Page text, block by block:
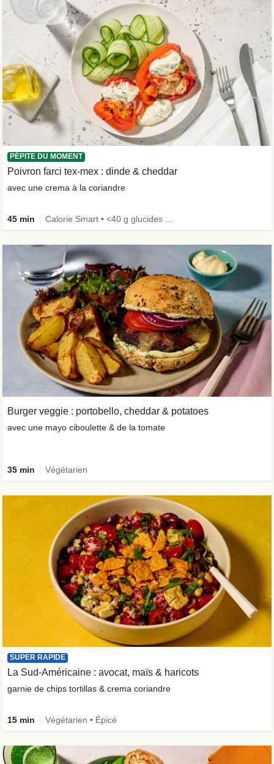
PÉPITE DU MOMENT
Poivron farci tex-mex : dinde & cheddar
avec une crema à la coriandre
45 min
Burger veggie : portobello, cheddar & potatoes
avec une mayo ciboulette & de la tomate
35 min Végétarien
SUPER RAPIDE
La Sud-Américaine : avocat, maïs & haricots
garnie de chips tortillas & crema coriandre
15 min Végétarien • Épicé